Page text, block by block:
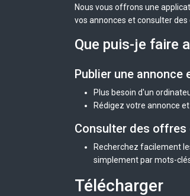
Nous vous offrons une
vos annonces et consulter
Que puis-je faire
Publier une annonce
Plus besoin d'un
Rédigez votre annonce
Consulter des offres
Recherchez facilement
simplement par mots-
Télécharger